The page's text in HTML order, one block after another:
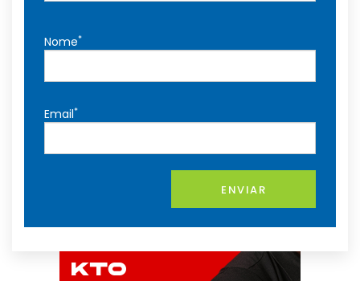
Nome*
Email*
ENVIAR